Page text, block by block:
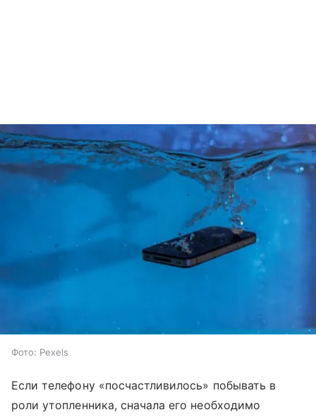
Фото: Pexels
Если телефону «посчастливилось» побывать в
роли утопленника, сначала его необходимо